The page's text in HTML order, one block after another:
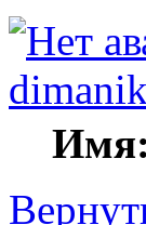
dimanik
Имя: